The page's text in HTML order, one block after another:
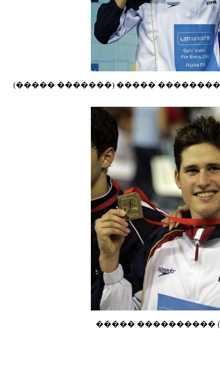
(����� �������) �����
����� ����������